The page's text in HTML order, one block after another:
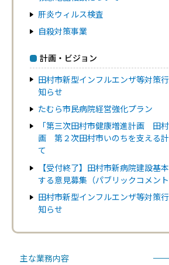
肝炎ウィルス検査
自殺対策事業
計画・ビジョン
田村市新型インフルエンザ等対策
知らせ
たむら市民病院経営強化プラン
「第三次田村市健康増進計画 田
画 第２次田村市いのちを支える
て
【受付終了】田村市新病院建設基
する意見募集（パブリックコメント
田村市新型インフルエンザ等対策
知らせ
主な業務内容